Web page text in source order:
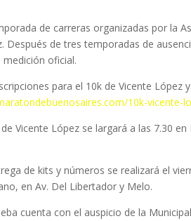
de carreras organizadas por la
Después de tres temporadas de
oficial.
para el 10k de Vicente López
10k-vicente-
López se largará a las 7.30 en
kits y números se realizará el
en Av. Del Libertador y Melo.
con el auspicio de la